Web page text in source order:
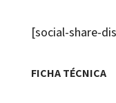
[social-share-
FICHA TÉCNICA